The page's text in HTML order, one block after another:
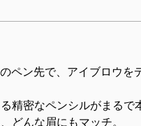
ペン先で、アイブロウを
精密なペンシルがまる
どんな眉にもマッチ。